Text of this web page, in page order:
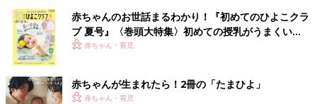
赤ちゃんのお世話まるわかり！『初めてのひよこクラ
ブ 夏号』〈巻頭大特集〉初めての授乳がうまくい
く！ おっぱい・ミルクの基本と夏のトラブル 解決テ
赤ちゃん・育児
赤ちゃんが生まれたら！2冊の「たまひよ」
赤ちゃん・育児